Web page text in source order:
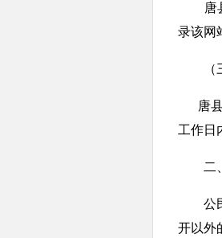
唐县
录该网
（三
唐县
工作日
二
公民
开以外